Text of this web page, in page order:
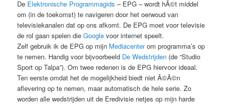
De Elektronische Programmagids – EPG – wordt hÃ©t middel
om (in de toekomst) te navigeren door het oerwoud van
televisiekanalen dat op ons afkomt. De EPG moet voor televisie
de rol gaan spelen dieGoogle voor internet speelt.
Zelf gebruik ik de EPG op mijn Mediacenterom programma’s op
te nemen. Handig voor bijvoorbeeld De Wedstrijden (de “Studio
Sport op Talpa”). Om twee redenen is de EPG hiervoor ideaal.
Ten eerste omdat het de mogelijkheid biedt niet Ã©Ã©n
aflevering op te nemen, maar automatisch de hele serie. Zo
worden alle wedstrijden uit de Eredivisie netjes op mijn harde